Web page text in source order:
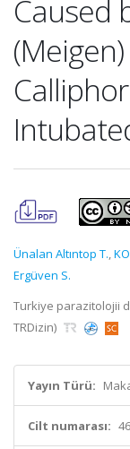
Caused
Ünalan Altıntop T.,
Ergüven S.
Turkiye parazitolojii
TRDizin)
Yayın Türü:
Cilt numarası: 46